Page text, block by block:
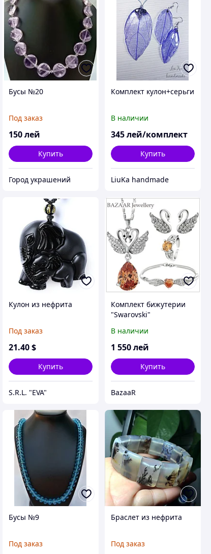
Бусы №20
Под заказ
150 лей
Купить
Город украшений
Комплект кулон+серьги
В наличии
345лей/комплект
Купить
LiuKa handmade
Кулон из нефрита
Под заказ
21.40 $
Купить
S.R.L. "EVA"
Комплект бижутерии
"Swarovski"
В наличии
1 550лей
Купить
BazaaR
Бусы №9
Под заказ
Браслет из нефрита
Под заказ